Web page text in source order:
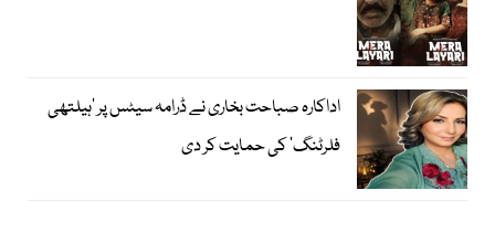
اداکارہ صباحت بخاری نے ڈرامہ سیٹس پر ’ہیلتھی
فلرٹنگ‘ کی حمایت کر دی